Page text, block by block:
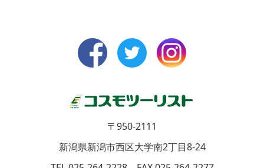
〒950-2111
新潟県新潟市西区大学南2丁目8-24